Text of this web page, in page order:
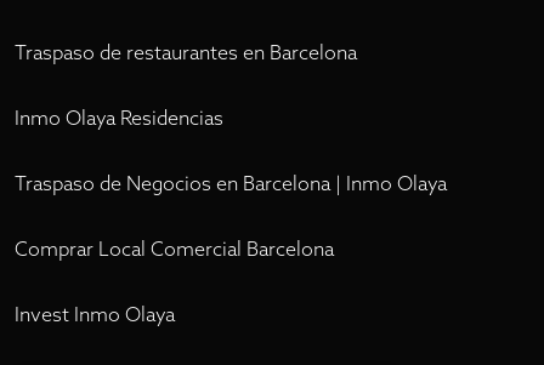
Traspaso de restaurantes en Barcelona
Inmo Olaya Residencias
Traspaso de Negocios en Barcelona | Inmo Olaya
Comprar Local Comercial Barcelona
Invest Inmo Olaya